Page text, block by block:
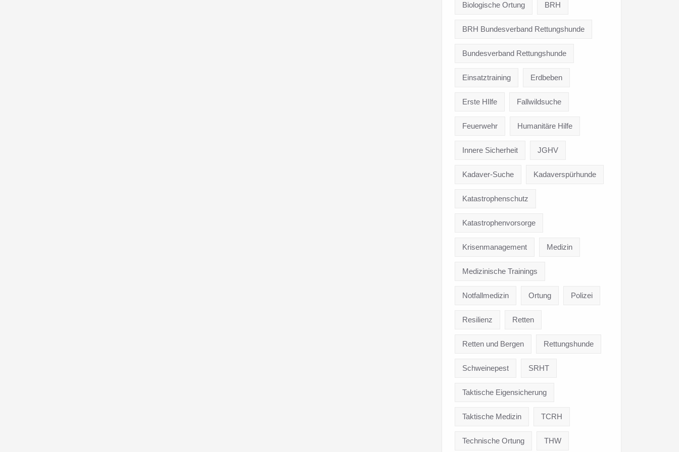
Biologische Ortung BRH
BRH Bundesverband Rettungshunde
Bundesverband Rettungshunde
Einsatztraining Erdbeben
Erste HIlfe Fallwildsuche
Feuerwehr Humanitäre Hilfe
Innere Sicherheit JGHV
Kadaver-Suche Kadaverspürhunde
Katastrophenschutz
Katastrophenvorsorge
Krisenmanagement Medizin
Medizinische Trainings
Notfallmedizin Ortung Polizei
Resilienz Retten
Retten und Bergen Rettungshunde
Schweinepest SRHT
Taktische Eigensicherung
Taktische Medizin TCRH
Technische Ortung THW